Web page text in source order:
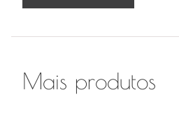
Mais produtos